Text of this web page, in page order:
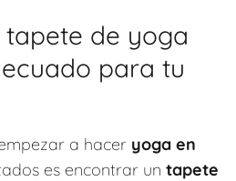
tapete de yoga
para tu
a hacer yoga en
es encontrar un tapete